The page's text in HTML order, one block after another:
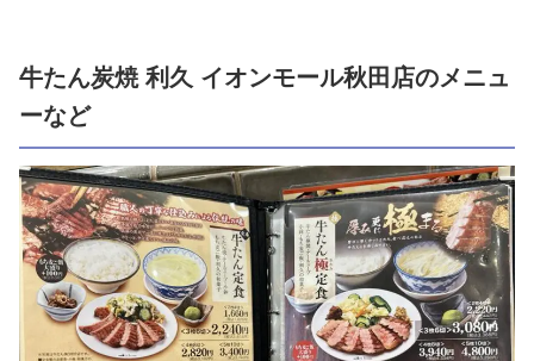
牛たん炭焼 利久 イオンモール秋田店のメニュ
ーなど